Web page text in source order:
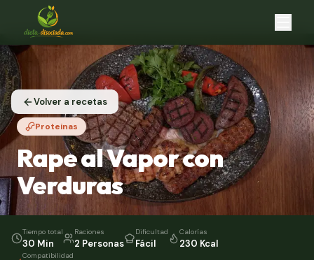
Calculadora GRATIS
Cómo Funciona
Recetas
Blog
Chat IA
Planes
Volver a recetas
Proteinas
Rape al Vapor con
Verduras
Tiempo total
30 Min
Raciones
2 Personas
Dificultad
Fácil
Calorías
230 Kcal
Compatibilidad